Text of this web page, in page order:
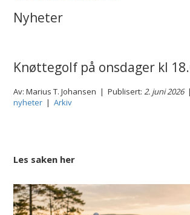
Nyheter
Knøttegolf på onsdager kl
Av: Marius T. Johansen | Publisert:2. juni 2026|
nyheter |Arkiv
Les saken her